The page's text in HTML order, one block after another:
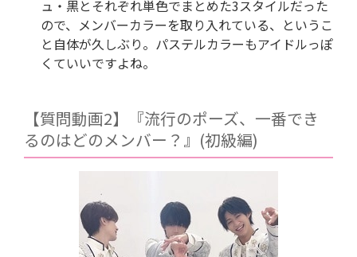
ュ・黒とそれぞれ単色でまとめた3スタイルだった
ので、メンバーカラーを取り入れている、というこ
と自体が久しぶり。パステルカラーもアイドルっぽ
くていいですよね。
【質問動画2】『流行のポーズ、一番でき
るのはどのメンバー？』(初級編)